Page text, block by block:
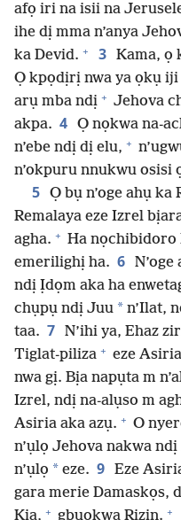
afọ iri na isii na
ihe dị mma n’anya
ka Devid. + 3 Kama, ọ
Ọ kpọdịrị nwa ya ọkụ iji
arụ mba ndị + Jehova
akpa. 4 Ọ nọkwa na-
n’ebe ndị dị elu, +
n’okpuru nnukwu osisi
5 Ọ bụ n’oge ahụ
Remalaya eze Izrel
agha. + Ha nọchibidoro
emerilighị ha. 6
ndị Ịdọm aka ha
chụpụ ndị Juu * n’Ilat,
taa. 7 N’ihi ya, Ehaz
Tiglat-piliza + eze
nwa gị. Bịa napụta m
Izrel, ndị na-alụso m
Asiria aka azụ. + O
n’ụlọ Jehova nakwa ndị
n’ụlọ * eze. 9 Eze
gara merie Damaskọs,
Kia, + gbuokwa Rizin. +